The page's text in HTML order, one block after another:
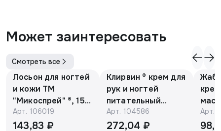
Может заинтересовать
Смотреть все
Лосьон для ногтей
и кожи ТМ
"Микоспрей" ®, 15
мл
Арт. 106019
143,83 ₽
Клирвин ® крем для
рук и ногтей
питательный
против
гиперпигментации
Арт. 104586
272,04 ₽
Арт.